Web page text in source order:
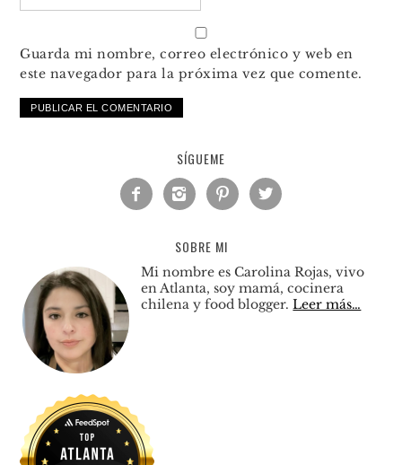
Guarda mi nombre, correo electrónico y web en
este navegador para la próxima vez que comente.
SÍGUEME
   
SOBRE MI
Mi nombre es Carolina Rojas, vivo
en Atlanta, soy mamá, cocinera
chilena y food blogger.Leer más…